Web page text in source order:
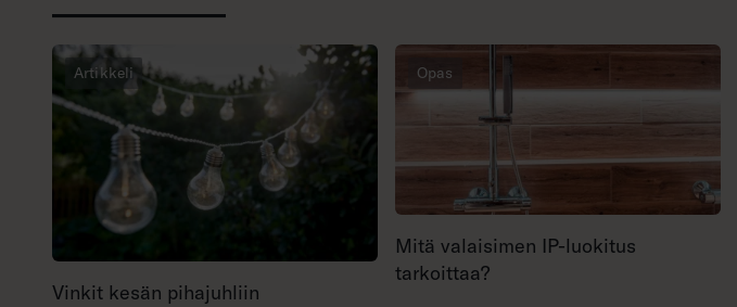
Artikkeli
Vinkit kesän pihajuhliin
Opas
Mitä valaisimen IP-luokitus
tarkoittaa?